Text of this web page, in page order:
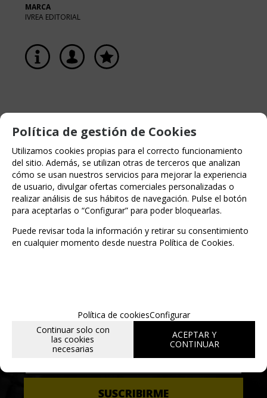
MARCA
IVREA EDITORIAL
Date de alta para estar al día de las
novedades a través de nuestro boletín
Política de gestión de Cookies
Utilizamos cookies propias para el correcto funcionamiento
del sitio. Además, se utilizan otras de terceros que analizan
cómo se usan nuestros servicios para mejorar la experiencia
de usuario, divulgar ofertas comerciales personalizadas o
realizar análisis de sus hábitos de navegación. Pulse el botón
para aceptarlas o “Configurar” para poder bloquearlas.
Puede revisar toda la información y retirar su consentimiento
en cualquier momento desde nuestra Política de Cookies.
Política de cookiesConfigurar
Continuar solo con
las cookies
necesarias
ACEPTAR Y
CONTINUAR